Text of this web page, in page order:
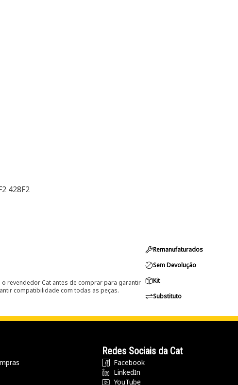
428F2
revendedor Cat antes de comprar para garantir
compatibilidade com todas as peças.
Remanufaturados
Sem Devolução
Kit
Substituto
Redes Sociais da Cat
Facebook
LinkedIn
YouTube